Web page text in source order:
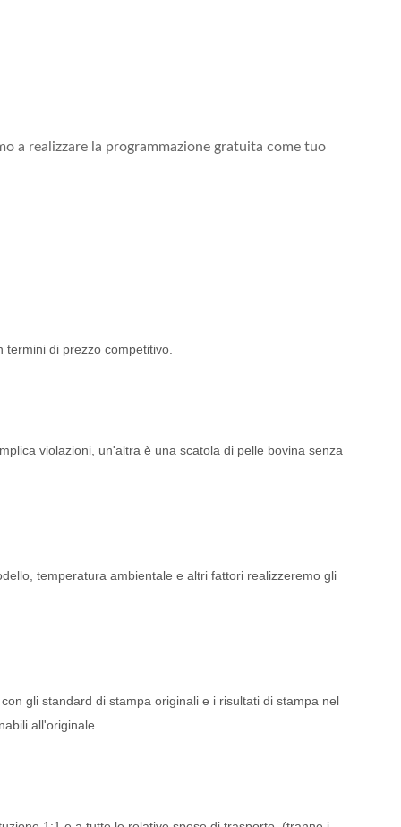
a realizzare la programmazione gratuita come tuo
di prezzo competitivo.
violazioni, un'altra è una scatola di pelle bovina senza
temperatura ambientale e altri fattori realizzeremo gli
gli standard di stampa originali e i risultati di stampa nel
all'originale.